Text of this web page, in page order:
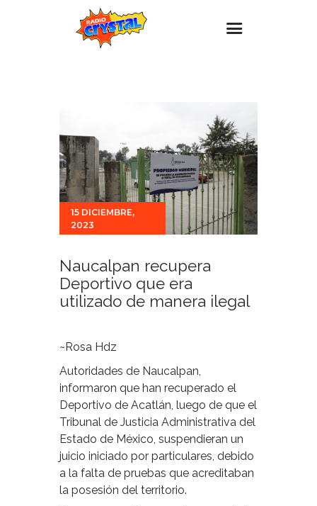
Eventos
Promociones
Noticias
Para ti
Contacto
15 DICIEMBRE,
2023
Naucalpan recupera
Deportivo que era
utilizado de manera ilegal
~Rosa Hdz
Autoridades de Naucalpan,
informaron que han recuperado el
Deportivo de Acatlán, luego de que el
Tribunal de Justicia Administrativa del
Estado de México, suspendieran un
juicio iniciado por particulares, debido
a la falta de pruebas que acreditaban
la posesión del territorio.